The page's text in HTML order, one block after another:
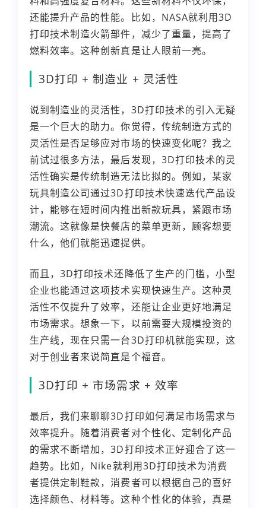
还能提升产品的性能。比如，NASA就利用3D
打印技术制造火箭部件，减少了重量，提高了
燃料效率。这种创新真是让人眼前一亮。
3D打印 + 制造业 + 灵活性
说到制造业的灵活性，3D打印技术的引入无疑
是一个巨大的助力。你觉得，传统制造方式的
灵活性是否足够应对市场的快速变化呢？我之
前试过很多方法，最后发现，3D打印技术的灵
活性确实是传统制造无法比拟的。例如，某家
玩具制造公司通过3D打印技术快速迭代产品设
计，能够在短时间内推出新款玩具，紧跟市场
潮流。这就像是快餐店的菜单更新，顾客想要
什么，他们就能迅速提供。
而且，3D打印技术还降低了生产的门槛，小型
企业也能通过这项技术实现快速生产。这种灵
活性不仅提升了效率，还能让企业更好地满足
市场需求。想象一下，以前需要大规模投资的
生产线，现在只需一台3D打印机就能实现，这
对于创业者来说简直是个福音。
3D打印 + 市场需求 + 效率
最后，我们来聊聊3D打印如何满足市场需求与
效率提升。随着消费者对个性化、定制化产品
的需求不断增加，3D打印技术正好迎合了这一
趋势。比如，Nike就利用3D打印技术为消费
者提供定制鞋款，消费者可以根据自己的喜好
选择颜色、材料等。这种个性化的体验，真是